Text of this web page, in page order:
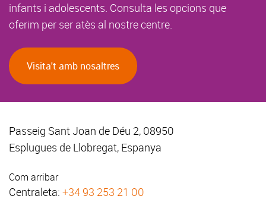
infants i adolescents. Consulta les opcions que
oferim per ser atès al nostre centre.
Visita't amb nosaltres
Passeig Sant Joan de Déu 2, 08950
Esplugues de Llobregat, Espanya
Com arribar
Centraleta: +34 93 253 21 00